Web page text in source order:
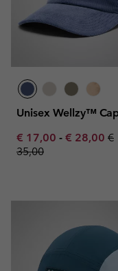
Unisex Wellzy™
Minimum sale price:
€ 17,00 - Maximum
€ 28,00 €
35,00